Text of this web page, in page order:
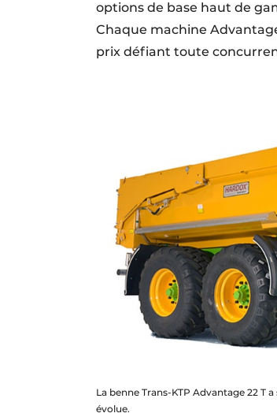
options de base haut de
Chaque machine
prix défiant toute
La benne Trans-KTP Advantage 22 T
évolue.